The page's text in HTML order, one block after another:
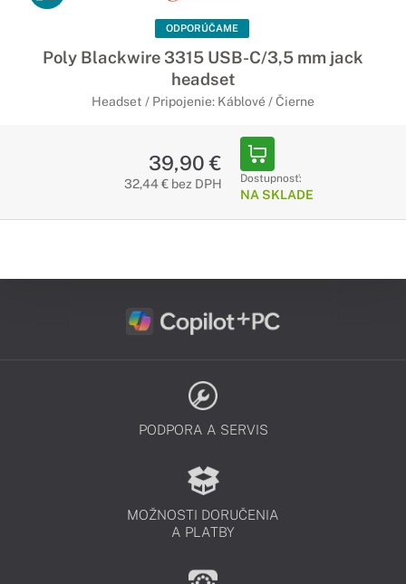
Herné slúchadlá sú prispôsobené na to, aby splnili
podmienky každého hráča. Komunikujte so spoluhráčmi a
vychutnávajte si plný a čistý zvuk pri Vašich hrách.
ODPORÚČAME
Poly Blackwire 3315 USB-C/3,5 mm jack
headset
Headset / Pripojenie: Káblové / Čierne
39,90 €
32,44 € bez DPH Dostupnosť:
NA SKLADE
PODPORA A SERVIS
MOŽNOSTI DORUČENIA
A PLATBY